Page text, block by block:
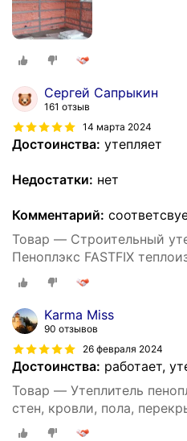
Сергей Сапрыкин
161 отзыв
14 марта 2024
Достоинства: утепляет
Недостатки: нет
Комментарий:
Товар — Строительный
Пеноплэкс FASTFIX
насадкой 850 мл ( 12 шт )
Karma Miss
90 отзывов
26 февраля 2024
Достоинства: работает,
Товар — Утеплитель
стен, кровли, пола,